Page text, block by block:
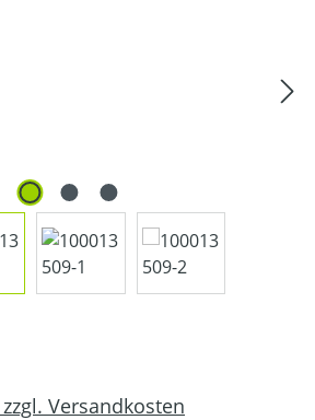
Versandkosten